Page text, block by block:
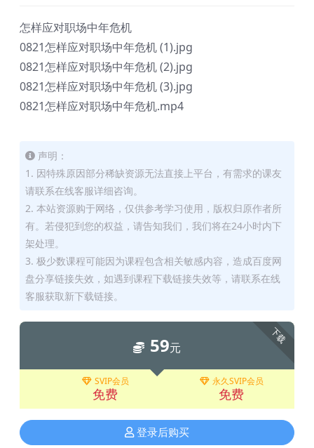
怎样应对职场中年危机
0821怎样应对职场中年危机 (1).jpg
0821怎样应对职场中年危机 (2).jpg
0821怎样应对职场中年危机 (3).jpg
0821怎样应对职场中年危机.mp4
声明：
1. 因特殊原因部分稀缺资源无法直接上平台，有需求的课友
请联系在线客服详细咨询。
2. 本站资源购于网络，仅供参考学习使用，版权归原作者所
有。若侵犯到您的权益，请告知我们，我们将在24小时内下
架处理。
3. 极少数课程可能因为课程包含相关敏感内容，造成百度网
盘分享链接失效，如遇到课程下载链接失效等，请联系在线
客服获取新下载链接。
下载
59元
SVIP会员
免费
永久SVIP会员
免费
登录后购买